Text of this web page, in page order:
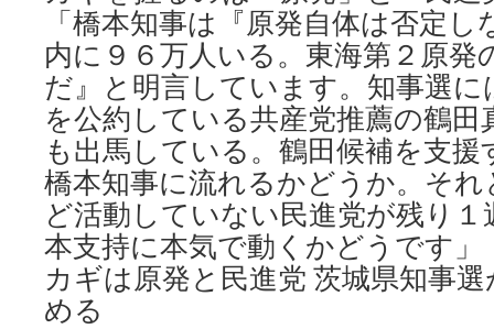
「橋本知事は『原発自体は否定
内に９６万人いる。東海第２原発
だ』と明言しています。知事選
を公約している共産党推薦の鶴田
も出馬している。鶴田候補を支
橋本知事に流れるかどうか。そ
ど活動していない民進党が残り１
本支持に本気で動くかどうです」
カギは原発と民進党 茨城県知事
める